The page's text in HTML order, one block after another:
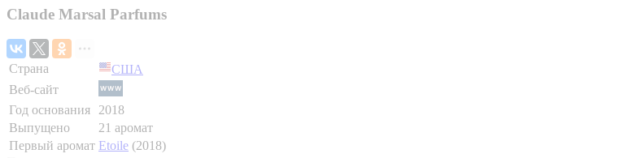
Claude Marsal Parfums
Страна
США
Веб-сайт
Год основания
2018
Выпущено
21 аромат
Первый аромат Etoile (2018)